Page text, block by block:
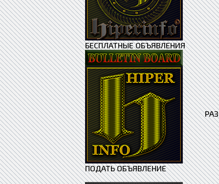
БЕСПЛАТНЫЕ ОБЪЯВЛЕНИЯ
ПОДАТЬ ОБЪЯВЛЕНИЕ